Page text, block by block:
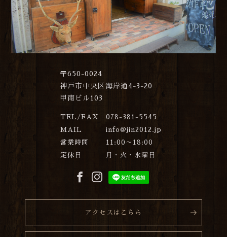
〒650-0024
神戸市中央区海岸通4-3-20
甲南ビル103
TEL/FAX
078-381-5545
MAIL
info@jin2012.jp
営業時間
11:00～18:00
定休日
月・火・水曜日
アクセスはこちら